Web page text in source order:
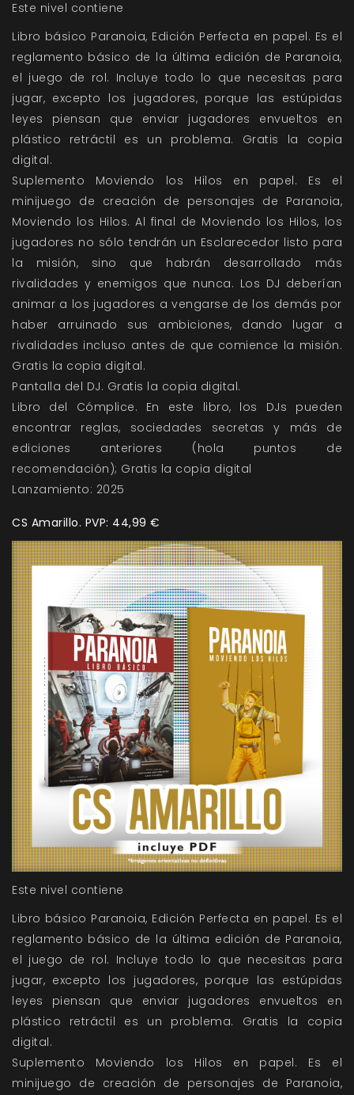
Este nivel contiene
Libro básico Paranoia, Edición Perfecta en papel. Es el
reglamento básico de la última edición de Paranoia,
el juego de rol. Incluye todo lo que necesitas para
jugar, excepto los jugadores, porque las estúpidas
leyes piensan que enviar jugadores envueltos en
plástico retráctil es un problema. Gratis la copia
digital.
Suplemento Moviendo los Hilos en papel. Es el
minijuego de creación de personajes de Paranoia,
Moviendo los Hilos. Al final de Moviendo los Hilos, los
jugadores no sólo tendrán un Esclarecedor listo para
la misión, sino que habrán desarrollado más
rivalidades y enemigos que nunca. Los DJ deberían
animar a los jugadores a vengarse de los demás por
haber arruinado sus ambiciones, dando lugar a
rivalidades incluso antes de que comience la misión.
Gratis la copia digital.
Pantalla del DJ. Gratis la copia digital.
Libro del Cómplice. En este libro, los DJs pueden
encontrar reglas, sociedades secretas y más de
ediciones anteriores (hola puntos de
recomendación); Gratis la copia digital
Lanzamiento: 2025
CS Amarillo. PVP: 44,99 €
Este nivel contiene
Libro básico Paranoia, Edición Perfecta en papel. Es el
reglamento básico de la última edición de Paranoia,
el juego de rol. Incluye todo lo que necesitas para
jugar, excepto los jugadores, porque las estúpidas
leyes piensan que enviar jugadores envueltos en
plástico retráctil es un problema. Gratis la copia
digital.
Suplemento Moviendo los Hilos en papel. Es el
minijuego de creación de personajes de Paranoia,